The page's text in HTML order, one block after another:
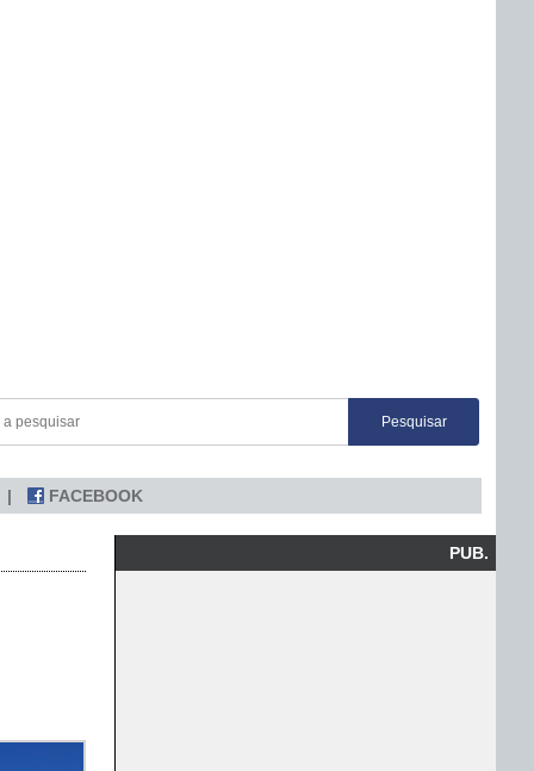
FACEBOOK
PUB.